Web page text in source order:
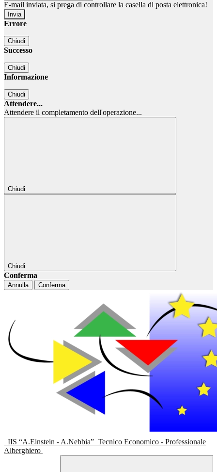
E-mail inviata, si prega di controllare la casella di posta elettronica!
Errore
Chiudi
Successo
Chiudi
Informazione
Chiudi
Attendere...
Attendere il completamento dell'operazione...
Chiudi
Chiudi
Conferma
Annulla Conferma
IIS “A.Einstein - A.Nebbia” Tecnico Economico - Professionale
Alberghiero